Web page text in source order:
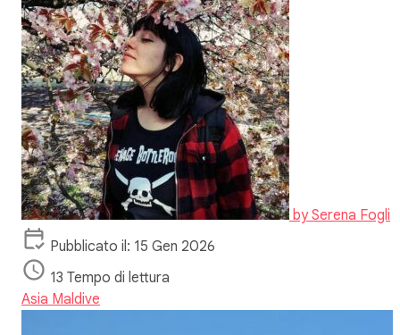
bySerena Fogli
Pubblicato il: 15 Gen 2026
13 Tempo di lettura
Asia Maldive